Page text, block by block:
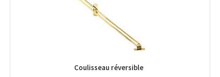
Coulisseau réversible